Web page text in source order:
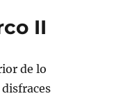
II
de lo